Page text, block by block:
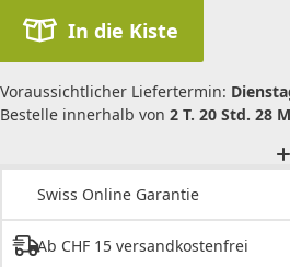
In die Kiste
Voraussichtlicher Liefertermin:
Bestelle innerhalb von 2 T. 20 Std. 28
Swiss Online Garantie
Ab CHF 15 versandkostenfrei